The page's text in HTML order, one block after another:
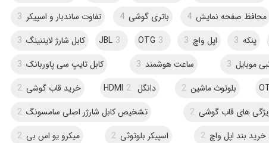
محافظ صفحه نمایش 4 باتری گوشی 4 تفاوت ساندبار و اسپیکر 3
پنکه 3 اپل واچ 3
OTG 3
JBL 3 کابل شارژ لایتنینگ 3
موبایل 3 ساعت هوشمند 3 کابل تایپ سی پاوربانک 3
بلوتوث ماشین 2 دانگل HDMI 2 خرید قاب گوشی 2
های قاب گوشی 2 تشخیص کابل شارژر اصلی سامسونگ 2
خرید بند اپل واچ 2 اسپیکر بلوتوثی 2 میکرو یو ‌اس‌ بی 2